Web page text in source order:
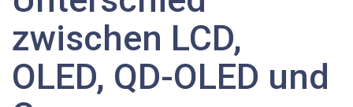
zwischen LCD,
OLED, QD-OLED und